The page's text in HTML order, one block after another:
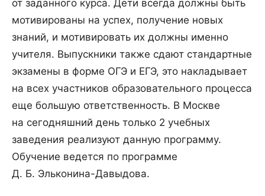
от заданного курса. Дети всегда должны быть
мотивированы на успех, получение новых
знаний, и мотивировать их должны именно
учителя. Выпускники также сдают стандартные
экзамены в форме ОГЭ и ЕГЭ, это накладывает
на всех участников образовательного процесса
еще большую ответственность. В Москве
на сегодняшний день только 2 учебных
заведения реализуют данную программу.
Обучение ведется по программе
Д. Б. Эльконина-Давыдова.